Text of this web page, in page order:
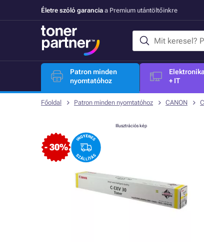
Életre szóló garancia a Premium utántöltőinkre
Patron minden
nyomtatóhoz
Elektronika
+ IT
Főoldal Patron minden nyomtatóhoz CANON
- 30%
Illusztrációs kép